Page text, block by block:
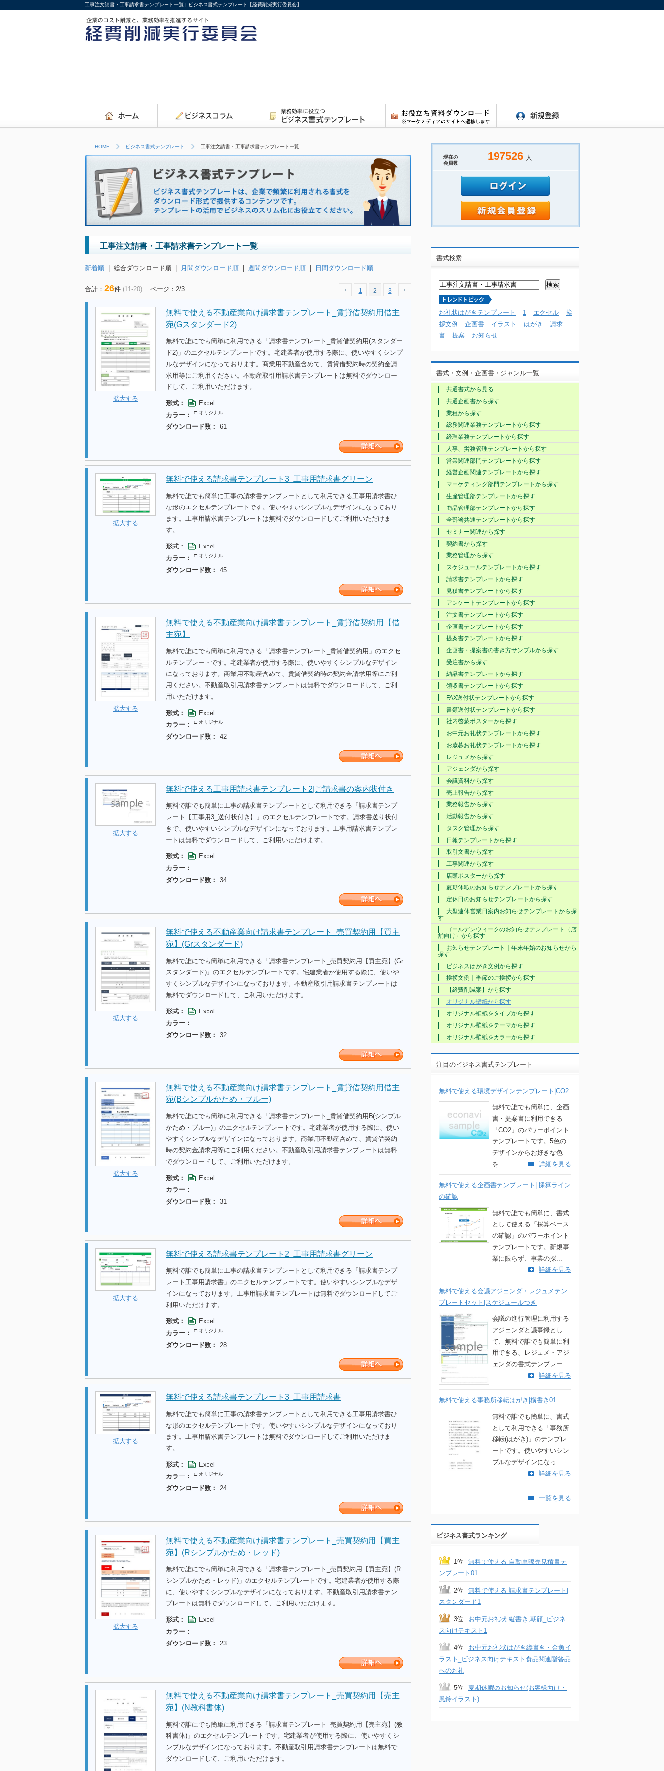
工事注文請書・工事請求書テンプレート一覧 | ビジネス書式テンプレート【経費削減実行委員会】
HOME ビジネス書式テンプレート 工事注文請書・工事請求書テンプレート一覧
工事注文請書・工事請求書テンプレート一覧
新着順 | 総合ダウンロード順 | 月間ダウンロード順 | 週間ダウンロード順 | 日間ダウンロード順
合計： 26件 (11-20) ページ：2/3 1 2 3
拡大する
無料で使える不動産業向け請求書テンプレート_賃貸借契約用借主
宛(Gスタンダード2)
無料で誰にでも簡単に利用できる「請求書テンプレート_賃貸借契約用(スタンダー
ド2)」のエクセルテンプレートです。宅建業者が使用する際に、使いやすくシンプ
ルなデザインになっております。商業用不動産含めて、賃貸借契約時の契約金請
求用等にご利用ください。不動産取引用請求書テンプレートは無料でダウンロー
ドして、ご利用いただけます。
形式：
Excel
カラー：
□ オリジナル
ダウンロード数： 61
拡大する
無料で使える請求書テンプレート3_工事用請求書グリーン
無料で誰でも簡単に工事の請求書テンプレートとして利用できる工事用請求書ひ
な形のエクセルテンプレートです。使いやすいシンプルなデザインになっており
ます。工事用請求書テンプレートは無料でダウンロードしてご利用いただけま
す。
形式：
Excel
カラー：
□ オリジナル
ダウンロード数： 45
拡大する
無料で使える不動産業向け請求書テンプレート_賃貸借契約用【借
主宛】
無料で誰にでも簡単に利用できる「請求書テンプレート_賃貸借契約用」のエクセ
ルテンプレートです。宅建業者が使用する際に、使いやすくシンプルなデザイン
になっております。商業用不動産含めて、賃貸借契約時の契約金請求用等にご利
用ください。不動産取引用請求書テンプレートは無料でダウンロードして、ご利
用いただけます。
形式：
Excel
カラー：
□ オリジナル
ダウンロード数： 42
拡大する
無料で使える工事用請求書テンプレート2|ご請求書の案内状付き
無料で誰でも簡単に工事の請求書テンプレートとして利用できる「請求書テンプ
レート【工事用3_送付状付き】」のエクセルテンプレートです。請求書送り状付
きで、使いやすいシンプルなデザインになっております。工事用請求書テンプレ
ートは無料でダウンロードして、ご利用いただけます。
形式：
Excel
カラー：
ダウンロード数：
34
拡大する
無料で使える不動産業向け請求書テンプレート_売買契約用【買主
宛】(Grスタンダード)
無料で誰にでも簡単に利用できる「請求書テンプレート_売買契約用【買主宛】(Gr
スタンダード)」のエクセルテンプレートです。宅建業者が使用する際に、使いや
すくシンプルなデザインになっております。不動産取引用請求書テンプレートは
無料でダウンロードして、ご利用いただけます。
形式：
Excel
カラー：
ダウンロード数：
32
拡大する
無料で使える不動産業向け請求書テンプレート_賃貸借契約用借主
宛(Bシンプルかため・ブルー)
無料で誰にでも簡単に利用できる「請求書テンプレート_賃貸借契約用B(シンプル
かため・ブルー)」のエクセルテンプレートです。宅建業者が使用する際に、使い
やすくシンプルなデザインになっております。商業用不動産含めて、賃貸借契約
時の契約金請求用等にご利用ください。不動産取引用請求書テンプレートは無料
でダウンロードして、ご利用いただけます。
形式：
Excel
カラー：
ダウンロード数：
31
拡大する
無料で使える請求書テンプレート2_工事用請求書グリーン
無料で誰でも簡単に工事の請求書テンプレートとして利用できる「請求書テンプ
レート工事用請求書」のエクセルテンプレートです。使いやすいシンプルなデザ
インになっております。工事用請求書テンプレートは無料でダウンロードしてご
利用いただけます。
形式：
Excel
カラー：
□ オリジナル
ダウンロード数： 28
拡大する
無料で使える請求書テンプレート3_工事用請求書
無料で誰でも簡単に工事の請求書テンプレートとして利用できる工事用請求書ひ
な形のエクセルテンプレートです。使いやすいシンプルなデザインになっており
ます。工事用請求書テンプレートは無料でダウンロードしてご利用いただけま
す。
形式：
Excel
カラー：
□ オリジナル
ダウンロード数： 24
拡大する
無料で使える不動産業向け請求書テンプレート_売買契約用【買主
宛】(Rシンプルかため・レッド)
無料で誰にでも簡単に利用できる「請求書テンプレート_売買契約用【買主宛】(R
シンプルかため・レッド)」のエクセルテンプレートです。宅建業者が使用する際
に、使いやすくシンプルなデザインになっております。不動産取引用請求書テン
プレートは無料でダウンロードして、ご利用いただけます。
形式：
Excel
カラー：
ダウンロード数：
23
無料で使える不動産業向け請求書テンプレート_売買契約用【売主
宛】(N教科書体)
無料で誰にでも簡単に利用できる「請求書テンプレート_売買契約用【売主宛】(教
科書体)」のエクセルテンプレートです。宅建業者が使用する際に、使いやすくシ
ンプルなデザインになっております。不動産取引用請求書テンプレートは無料で
ダウンロードして、ご利用いただけます。
現在の
会員数
197526 人
書式検索
お礼状はがきテンプレート 1 エクセル
挨
拶文例
企画書 イラスト はがき
請求
書
提案 お知らせ
書式・文例・企画書・ジャンル一覧
共通書式から見る
共通企画書から探す
業種から探す
総務関連業務テンプレートから探す
経理業務テンプレートから探す
人事、労務管理テンプレートから探す
営業関連部門テンプレートから探す
経営企画関連テンプレートから探す
マーケティング部門テンプレートから探す
生産管理部テンプレートから探す
商品管理部テンプレートから探す
全部署共通テンプレートから探す
セミナー関連から探す
契約書から探す
業務管理から探す
スケジュールテンプレートから探す
請求書テンプレートから探す
見積書テンプレートから探す
アンケートテンプレートから探す
注文書テンプレートから探す
企画書テンプレートから探す
提案書テンプレートから探す
企画書・提案書の書き方サンプルから探す
受注書から探す
納品書テンプレートから探す
領収書テンプレートから探す
FAX送付状テンプレートから探す
書類送付状テンプレートから探す
社内啓蒙ポスターから探す
お中元お礼状テンプレートから探す
お歳暮お礼状テンプレートから探す
レジュメから探す
アジェンダから探す
会議資料から探す
売上報告から探す
業務報告から探す
活動報告から探す
タスク管理から探す
日報テンプレートから探す
取引文書から探す
工事関連から探す
店頭ポスターから探す
夏期休暇のお知らせテンプレートから探す
定休日のお知らせテンプレートから探す
大型連休営業日案内お知らせテンプレートから探
す
ゴールデンウィークのお知らせテンプレート（店
舗向け）から探す
お知らせテンプレート｜年末年始のお知らせから
探す
ビジネスはがき文例から探す
挨拶文例｜季節のご挨拶から探す
【経費削減案】から探す
オリジナル壁紙から探す
オリジナル壁紙をタイプから探す
オリジナル壁紙をテーマから探す
オリジナル壁紙をカラーから探す
注目のビジネス書式テンプレート
無料で使える環境デザインテンプレート|CO2
無料で誰でも簡単に、企画
書・提案書に利用できる
「CO2」のパワーポイント
テンプレートです。5色の
デザインからお好きな色
を...
詳細を見る
無料で使える企画書テンプレート| 採算ライン
の確認
無料で誰でも簡単に、書式
として使える「採算ベース
の確認」のパワーポイント
テンプレートです。新規事
業に限らず、事業の採...
詳細を見る
無料で使える会議アジェンダ・レジュメテン
プレートセット|スケジュールつき
会議の進行管理に利用する
アジェンダと議事録とし
て、無料で誰でも簡単に利
用できる、レジュメ・アジ
ェンダの書式テンプレー...
詳細を見る
無料で使える事務所移転はがき|横書き01
無料で誰でも簡単に、書式
として利用できる「事務所
移転(はがき)」のテンプレ
ートです。使いやすいシン
プルなデザインになっ...
詳細を見る
一覧を見る
ビジネス書式ランキング
1位
無料で使える 自動車販売見積書テ
ンプレート01
2位
無料で使える 請求書テンプレート|
スタンダード1
3位
お中元お礼状 縦書き,朝顔_ビジネ
ス向けテキスト1
4位
お中元お礼状はがき縦書き・金魚イ
ラスト_ビジネス向けテキスト食品関連贈答品
へのお礼
5位
夏期休暇のお知らせ(お客様向け・
風鈴イラスト)